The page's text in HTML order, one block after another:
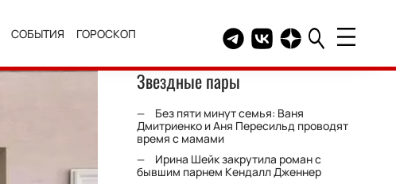
СОБЫТИЯ ГОРОСКОП Telegram канал HELLO
Группа HELLO
Канал HELLO в
Звездные пары
Без пяти минут семья: Ваня
Дмитриенко и Аня Пересильд проводят
время с мамами
Ирина Шейк закрутила роман с
бывшим парнем Кендалл Дженнер